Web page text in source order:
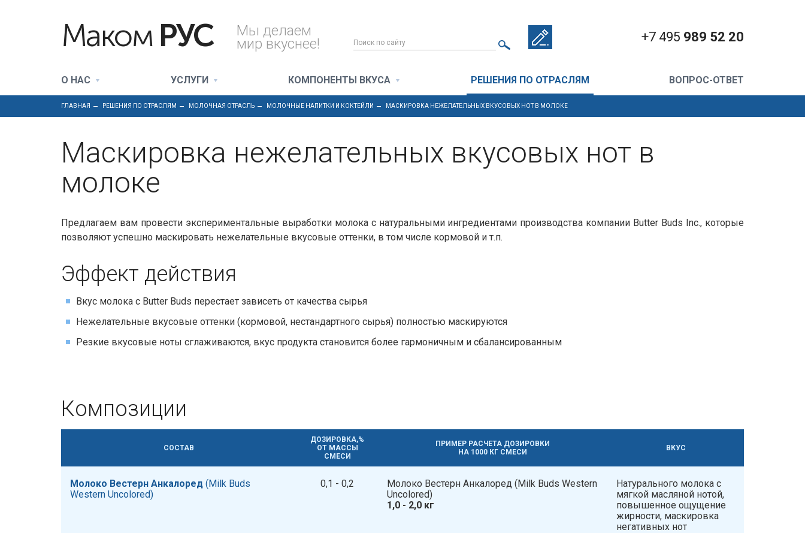
О НАС УСЛУГИ КОМПОНЕНТЫ ВКУСА РЕШЕНИЯ ПО ОТРАСЛЯМ ВОПРОС-ОТВЕТ
Маком РУС Мы делаем
мир вкуснее! +7 495 989 52 20
ГЛАВНАЯ РЕШЕНИЯ ПО ОТРАСЛЯМ МОЛОЧНАЯ ОТРАСЛЬ МОЛОЧНЫЕ НАПИТКИ И КОКТЕЙЛИ МАСКИРОВКА НЕЖЕЛАТЕЛЬНЫХ ВКУСОВЫХ НОТ В МОЛОКЕ
Маскировка нежелательных вкусовых нот в
молоке
Предлагаем вам провести экспериментальные выработки молока с натуральными ингредиентами производства компании Butter Buds Inc., которые
позволяют успешно маскировать нежелательные вкусовые оттенки, в том числе кормовой и т.п.
Эффект действия​​
Вкус молока с Butter Buds перестает зависеть от качества сырья
Нежелательные вкусовые оттенки (кормовой, нестандартного сырья) полностью маскируются
Резкие вкусовые ноты сглаживаются, вкус продукта становится более гармоничным и сбалансированным
Композиции
СОСТАВ
ДОЗИРОВКА,%
ОТ МАССЫ
СМЕСИ
ПРИМЕР РАСЧЕТА ДОЗИРОВКИ
НА 1000 КГ СМЕСИ
ВКУС
Молоко Вестерн Анкалоред ​​ (Milk Buds
Western Uncolored)
0,1 - 0,2
Молоко Вестерн Анкалоред​​ (Milk Buds Western
Uncolored)
1,0 - 2,0 кг
Натурального молока с
мягкой масляной нотой,
повышенное ощущение
жирности, маскировка
негативных нот